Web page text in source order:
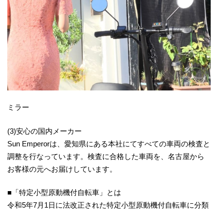
ミラー
(3)安心の国内メーカー
Sun Emperorは、愛知県にある本社にてすべての車両の検査と
調整を行なっています。検査に合格した車両を、名古屋から
お客様の元へお届けしています。
■「特定小型原動機付自転車」とは
令和5年7月1日に法改正された特定小型原動機付自転車に分類